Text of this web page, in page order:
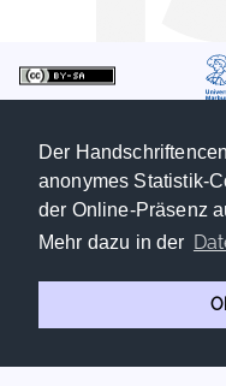
Der
anonymes Statistik-
der Online-Präsenz
Mehr dazu in der